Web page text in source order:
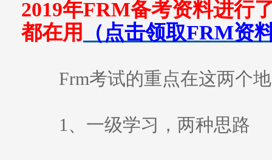
2019年FRM备考资料进行
都在用
（点击领取FRM资
Frm考试的重点在这两个
1、一级学习，两种思路